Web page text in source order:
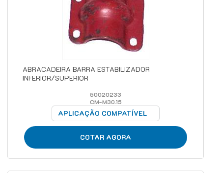
ABRACADEIRA BARRA ESTABILIZADOR
INFERIOR/SUPERIOR
50020233
CM-M30.15
APLICAÇÃO COMPATÍVEL
COTAR AGORA